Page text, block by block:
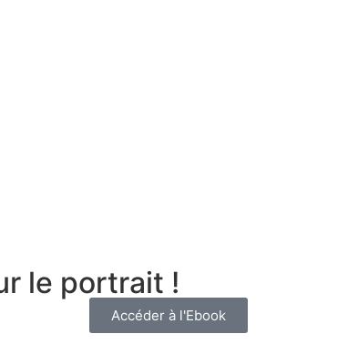
le portrait !
Accéder à l'Ebook